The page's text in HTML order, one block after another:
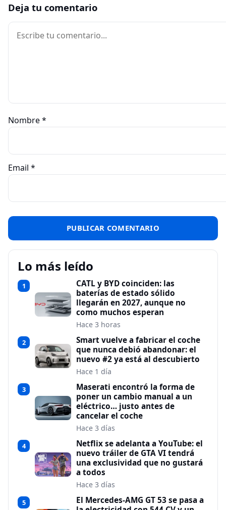
Deja tu comentario
Comentario
Nombre*
Email *
Lo más leído
1
CATL y BYD coinciden: las
baterías de estado sólido
llegarán en 2027, aunque no
como muchos esperan
Hace 3 horas
2
Smart vuelve a fabricar el coche
que nunca debió abandonar: el
nuevo #2 ya está al descubierto
Hace 1 día
3
Maserati encontró la forma de
poner un cambio manual a un
eléctrico… justo antes de
cancelar el coche
Hace 3 días
4
Netflix se adelanta a YouTube: el
nuevo tráiler de GTA VI tendrá
una exclusividad que no gustará
a todos
Hace 3 días
5
El Mercedes-AMG GT 53 se pasa a